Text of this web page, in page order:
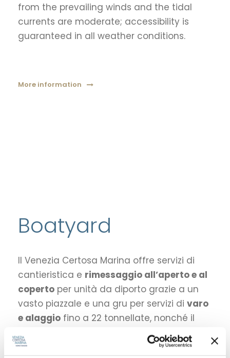
from the prevailing winds and the tidal
currents are moderate; accessibility is
guaranteed in all weather conditions.
More information
Boatyard
Il Venezia Certosa Marina offre servizi di
cantieristica e rimessaggio all’aperto e al
coperto per unità da diporto grazie a un
vasto piazzale e una gru per servizi di varo
e alaggio fino a 22 tonnellate, nonché il
noleggio carrello o invasatura.